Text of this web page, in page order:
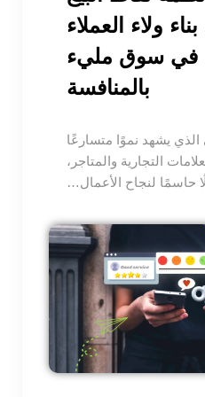
ولاء العملاء
في سوق مليء
بالمنافسة
يشهد نموًا متسارعًا
التجارية والمتاجر،
حاسمًا لنجاح الأعمال…